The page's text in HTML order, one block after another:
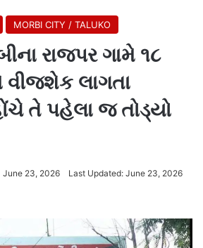
MORBI CITY / TALUKO
રાજપર ગામે ૧૮
વીજશેક લાગતા
તે પહેલા જ તોડ્યો
June 23, 2026 Last Updated: June 23, 2026